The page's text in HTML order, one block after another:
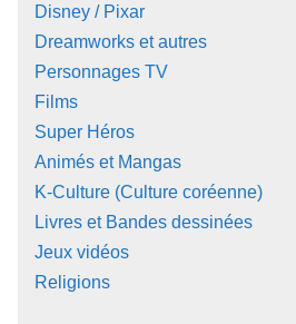
Disney / Pixar
Dreamworks et autres
Personnages TV
Films
Super Héros
Animés et Mangas
K-Culture (Culture coréenne)
Livres et Bandes dessinées
Jeux vidéos
Religions